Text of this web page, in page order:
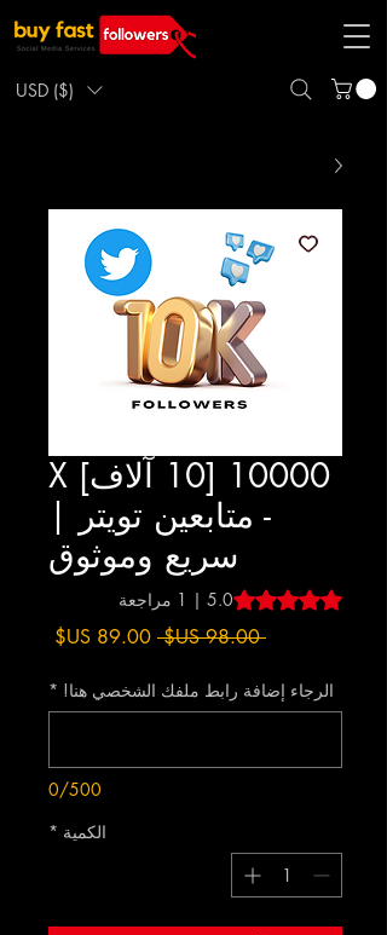
USD ($)
10000 [10 آلاف] X
- متابعين تويتر |
سريع وموثوق
5.0 out of five stars based on 1 review
5.0 | 1 مراجعة
‏98.00 US$
سعر
الرجاء إضافة رابط ملفك الشخصي هنا! *
0/500
الكمية *